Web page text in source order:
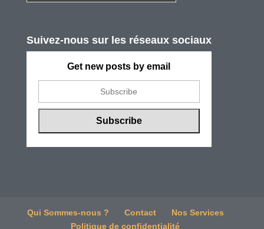
Suivez-nous sur les réseaux sociaux
Get new posts by email
Qui Sommes-nous ? Contact
Nos Services
Politique de confidentialité